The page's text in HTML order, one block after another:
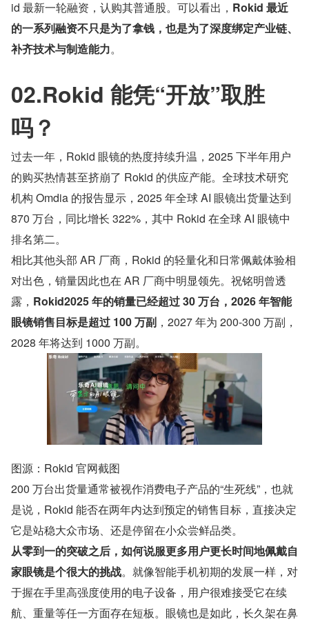
id 最新一轮融资，认购其普通股。可以看出， Rokid 最近
的一系列融资不只是为了拿钱，也是为了深度绑定产业链、
补齐技术与制造能力。
02.Rokid 能凭“开放”取胜
吗？
过去一年，Rokid 眼镜的热度持续升温，2025 下半年用户
的购买热情甚至挤崩了 Rokid 的供应产能。全球技术研究
机构 Omdia 的报告显示，2025 年全球 AI 眼镜出货量达到
870 万台，同比增长 322%，其中 Rokid 在全球 AI 眼镜中
排名第二。
相比其他头部 AR 厂商，Rokid 的轻量化和日常佩戴体验相
对出色，销量因此也在 AR 厂商中明显领先。祝铭明曾透
露， Rokid2025 年的销量已经超过 30 万台，2026 年智能
眼镜销售目标是超过 100 万副 ，2027 年为 200-300 万副，
2028 年将达到 1000 万副。
图源：Rokid 官网截图
200 万台出货量通常被视作消费电子产品的“生死线”，也就
是说，Rokid 能否在两年内达到预定的销售目标，直接决定
它是站稳大众市场、还是停留在小众尝鲜品类。
从零到一的突破之后，如何说服更多用户更长时间地佩戴自
家眼镜是个很大的挑战。就像智能手机初期的发展一样，对
于握在手里高强度使用的电子设备，用户很难接受它在续
航、重量等任一方面存在短板。眼镜也是如此，长久架在鼻